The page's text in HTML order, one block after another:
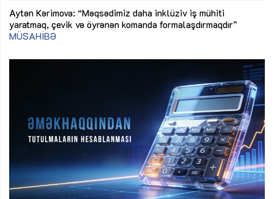
Aydın Hüseynov: “Əsrin müqaviləsi” Azərbaycanın iqtisadi
suverenliyini təmin edən əsas dayaqlardandır”MÜSAHİBƏ